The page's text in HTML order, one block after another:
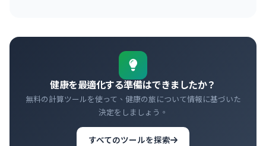
健康を最適化する準備はできましたか？
無料の計算ツールを使って、健康の旅について情報に基づいた
決定をしましょう。
すべてのツールを探索